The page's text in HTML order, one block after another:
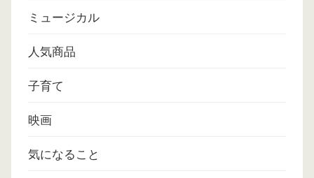
ミュージカル
人気商品
子育て
映画
気になること